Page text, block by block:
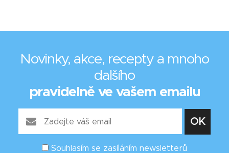
Novinky, akce, recepty a mnoho
dalšího
pravidelně ve vašem emailu
Souhlasím se zasíláním newsletterů